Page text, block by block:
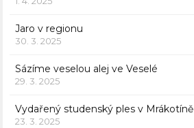
Jaro v regionu
30. 3. 2025
Sázíme veselou alej ve Veselé
29. 3. 2025
Vydařený studenský ples v Mrákotíně
23. 3. 2025